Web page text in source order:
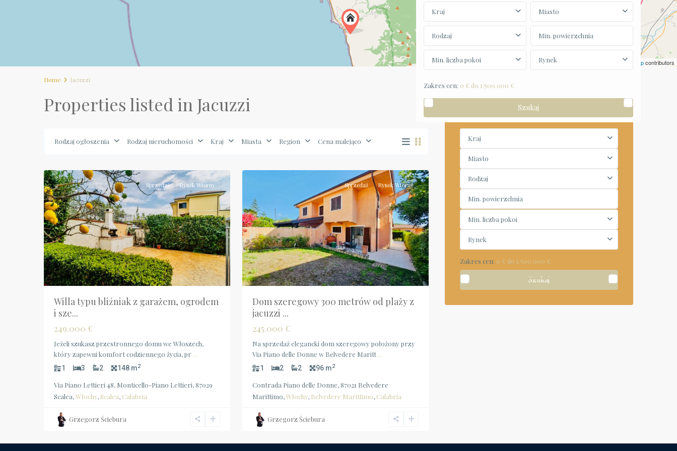
OpenStreetMapcontributors
Kraj Miasto
Rodzaj
Min. liczba pokoi Rynek
Zakres cen: 0 € do 1.500.000 €
Home Jacuzzi
Properties listed in Jacuzzi
Rodzaj ogłoszenia Rodzaj nieruchomości Kraj Miasta Region Cena malejąco
Sprzedaż Rynek Wtórny
Willa typu bliźniak z garażem, ogrodem
i sze...
249.000 €
Jeżeli szukasz przestronnego domu we Włoszech,
który zapewni komfort codziennego życia, pr ...
1 3 2 148 m2
Via Piano Lettieri 48, Monticello-Piano Lettieri, 87029
Scalea,Włochy, Scalea, Calabria
Grzegorz Ściebura
Sprzedaż Rynek Wtórny
Dom szeregowy 300 metrów od plaży z
jacuzzi ...
245.000 €
Na sprzedaż elegancki dom szeregowy położony przy
Via Piano delle Donne w Belvedere Maritt...
1 2 2 96 m2
Contrada Piano delle Donne, 87021 Belvedere
Marittimo,Włochy, Belvedere Marittimo, Calabria
Grzegorz Ściebura
Kraj
Miasto
Rodzaj
Min. liczba pokoi
Rynek
Zakres cen: 0 € do 1.500.000 €
Szukaj